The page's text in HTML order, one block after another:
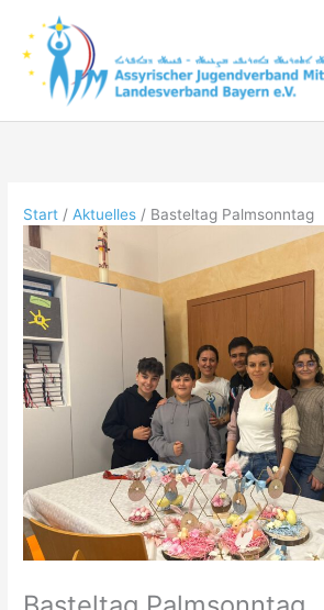
Inhalt
springen
Start Aktuelles Basteltag Palmsonntag